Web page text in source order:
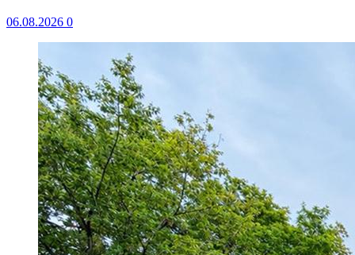
06.08.2026 0